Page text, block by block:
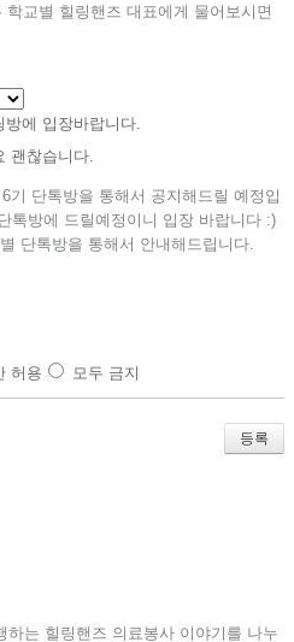
교별 힐링핸즈 대표에게 물어보시면
에 입장바랍니다.
괜찮습니다.
기 단톡방을 통해서 공지해드릴 예정입
톡방에 드릴예정이니 입장 바랍니다 :)
단톡방을 통해서 안내해드립니다.
허용 모두 금지
하는 힐링핸즈 의료봉사 이야기를 나누